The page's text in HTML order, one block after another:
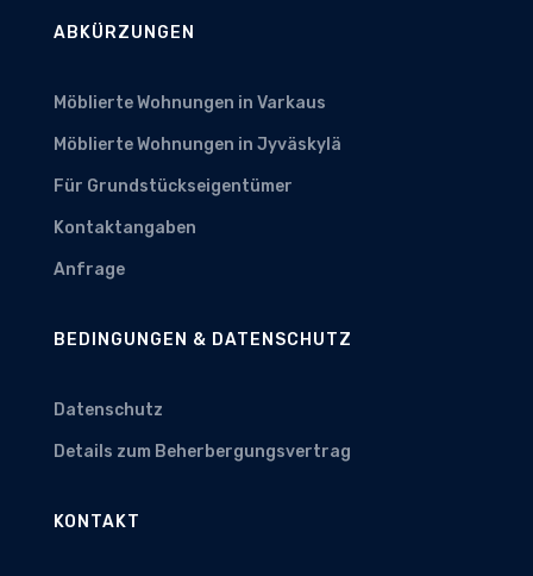
ABKÜRZUNGEN
Möblierte Wohnungen in Varkaus
Möblierte Wohnungen in Jyväskylä
Für Grundstückseigentümer
Kontaktangaben
Anfrage
BEDINGUNGEN & DATENSCHUTZ
Datenschutz
Details zum Beherbergungsvertrag
KONTAKT